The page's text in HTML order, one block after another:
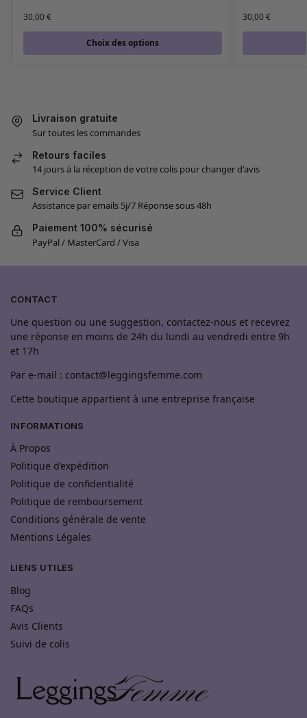
30,00€
Choix des options
30,00€
Livraison gratuite
Sur toutes les commandes
Retours faciles
14 jours à la réception de votre colis pour changer d'avis
Service Client
Assistance par emails 5j/7 Réponse sous 48h
Paiement 100% sécurisé
PayPal / MasterCard / Visa
CONTACT
Une question ou une suggestion, contactez-nous et recevrez
une réponse en moins de 24h du lundi au vendredi entre 9h
et 17h
Par e-mail : contact@leggingsfemme.com
Cette boutique appartient à une entreprise française
INFORMATIONS
À Propos
Politique d’expédition
Politique de confidentialité
Politique de remboursement
Conditions générale de vente
Mentions Légales
LIENS UTILES
Blog
FAQs
Avis Clients
Suivi de colis